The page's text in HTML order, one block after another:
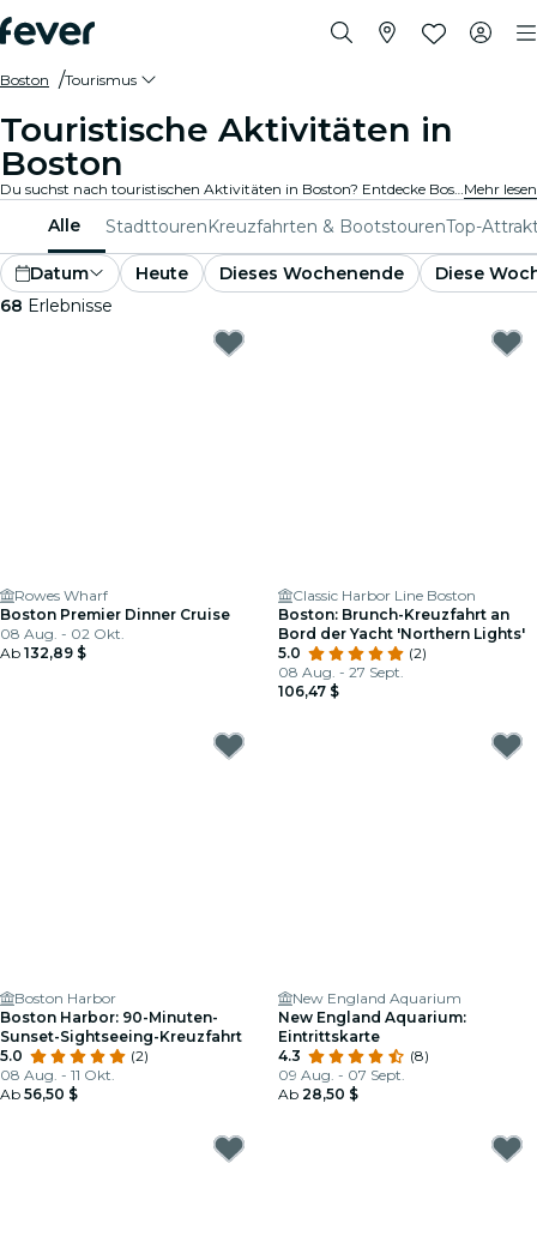
Boston Tourismus
Touristische Aktivitäten in
Boston
Du suchst nach touristischen Aktivitäten in Boston? Entdecke Boston – mach dich bereit für ein Abenteuer nach dem anderen mit diesen spannenden Erlebnissen, die speziell für Touristen entwickelt wurden. Erlebe das Beste von Boston !Mehr lesen
Alle StadttourenKreuzfahrten & BootstourenTop-
Datum Heute Dieses Wochenende
Diese
68 Erlebnisse
Rowes Wharf
Boston Premier Dinner Cruise
08 Aug. - 02 Okt.
Ab 132,89 $
Classic Harbor Line Boston
Boston: Brunch-Kreuzfahrt an
Bord der Yacht 'Northern Lights'
5.0
(2)
08 Aug. - 27 Sept.
106,47 $
Boston Harbor
Boston Harbor: 90-Minuten-
Sunset-Sightseeing-Kreuzfahrt
5.0
(2)
08 Aug. - 11 Okt.
Ab 56,50 $
New England Aquarium
New England Aquarium:
Eintrittskarte
4.3
(8)
09 Aug. - 07 Sept.
Ab 28,50 $